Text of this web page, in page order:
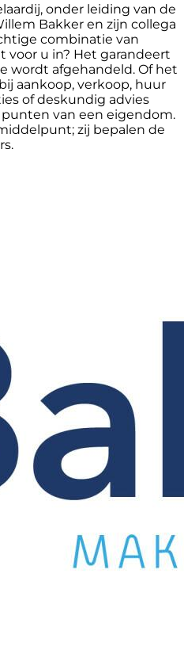
onder leiding van de
Bakker en zijn collega
combinatie van
voor u in? Het garandeert
wordt afgehandeld. Of het
aankoop, verkoop, huur
of deskundig advies
van een eigendom.
zij bepalen de